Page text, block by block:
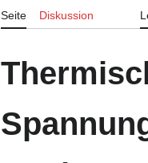
Seite Diskussion